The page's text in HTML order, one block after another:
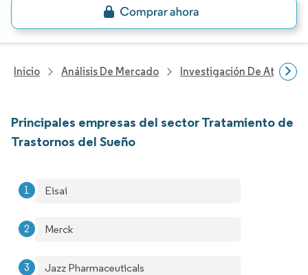
Inicio Análisis De Mercado Investigación De
Principales empresas del sector Tratamiento de
Trastornos del Sueño
Eisai
Merck
Jazz Pharmaceuticals